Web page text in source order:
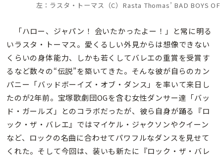
左：ラスタ・トーマス（C）Rasta Thomas’ BAD BOYS
「ハロー、ジャパン！ 会いたかったよー！」と常に明る
いラスタ・トーマス。愛くるしい外見からは想像できない
くらいの身体能力、しかも若くしてバレエの重賞を受賞す
るなど数々の“伝説”を築いてきた。そんな彼が自らのカン
パニー「バッドボーイズ・オブ・ダンス」を率いて来日し
たのが2年前。宝塚歌劇団OGを含む女性ダンサー達「バッ
ド・ガールズ」とのコラボだったが、彼ら自身が踊る『ロ
ック・ザ・バレエ』ではマイケル・ジャクソンやクイーン
など、ロックの名曲に合わせてパワフルなダンスを見せて
くれた。そして今回は、装いも新たに『ロック・ザ・バレ